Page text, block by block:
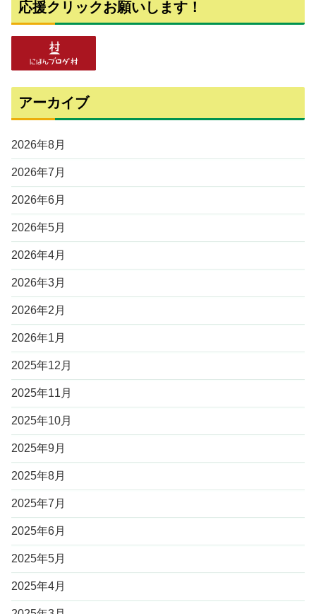
応援クリックお願いします！
アーカイブ
2026年8月
2026年7月
2026年6月
2026年5月
2026年4月
2026年3月
2026年2月
2026年1月
2025年12月
2025年11月
2025年10月
2025年9月
2025年8月
2025年7月
2025年6月
2025年5月
2025年4月